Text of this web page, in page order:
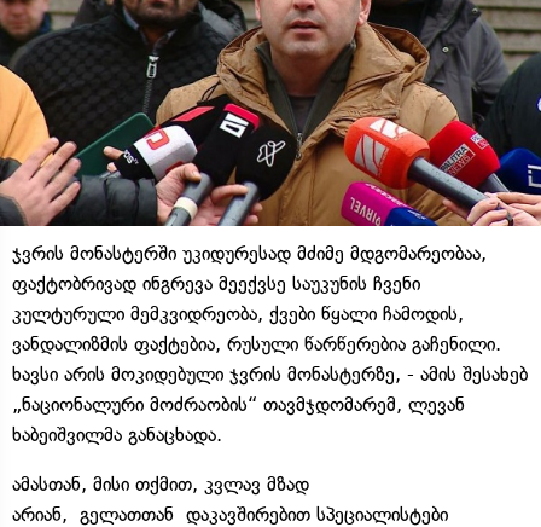
ჯვრის მონასტერში უკიდურესად მძიმე მდგომარეობაა,
ფაქტობრივად ინგრევა მეექვსე საუკუნის ჩვენი
კულტურული მემკვიდრეობა, ქვები წყალი ჩამოდის,
ვანდალიზმის ფაქტებია, რუსული წარწერებია გაჩენილი.
ხავსი არის მოკიდებული ჯვრის მონასტერზე, - ამის შესახებ
„ნაციონალური მოძრაობის“ თავმჯდომარემ, ლევან
ხაბეიშვილმა განაცხადა.
ამასთან, მისი თქმით, კვლავ მზად
არიან, გელათთან დაკავშირებით სპეციალისტები